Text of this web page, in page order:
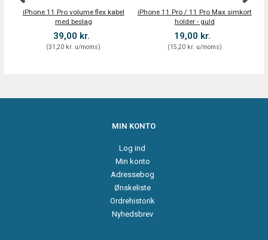
iPhone 11 Pro volume flex kabel
med beslag
39,00 kr.
(31,20 kr. u/moms)
iPhone 11 Pro / 11 Pro Max simkort
holder - guld
19,00 kr.
(15,20 kr. u/moms)
MIN KONTO
Log ind
Min konto
Adressebog
Ønskeliste
Ordrehistorik
Nyhedsbrev